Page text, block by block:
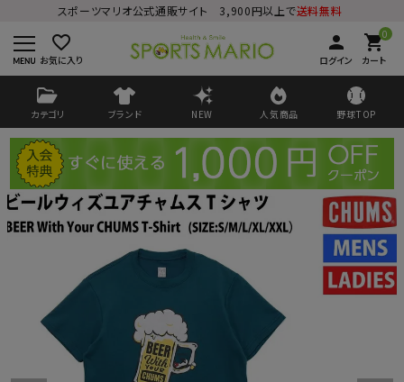
スポーツマリオ公式通販サイト 3,900円以上で送料無料
favorite_border
お気に入り
person
ログイン
0
shopping_cart
カート
カテゴリ ブランド NEW 人気商品 野球TOP
ログイン 会員登録
ようこそ ゲスト 様